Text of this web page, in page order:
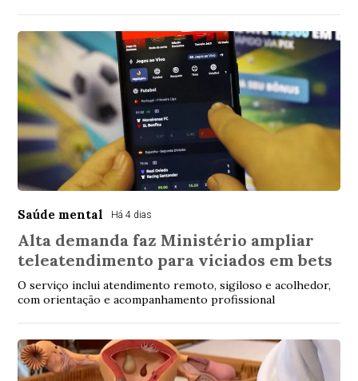
Saúde mental Há 4 dias
Alta demanda faz Ministério ampliar
teleatendimento para viciados em bets
O serviço inclui atendimento remoto, sigiloso e acolhedor,
com orientação e acompanhamento profissional